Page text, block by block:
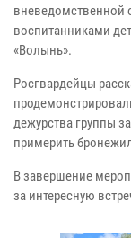
вневедомственной
воспитанниками
«Волынь».
Росгвардейцы
дежурства группы
примерить
В завершение
за интересную